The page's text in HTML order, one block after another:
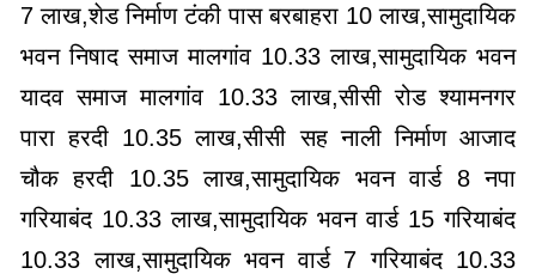
7 लाख,शेड निर्माण टंकी पास बरबाहरा 10 लाख,सामुदायिक
भवन निषाद समाज मालगांव 10.33 लाख,सामुदायिक भवन
यादव समाज मालगांव 10.33 लाख,सीसी रोड श्यामनगर
पारा हरदी 10.35 लाख,सीसी सह नाली निर्माण आजाद
चौक हरदी 10.35 लाख,सामुदायिक भवन वार्ड 8 नपा
गरियाबंद 10.33 लाख,सामुदायिक भवन वार्ड 15 गरियाबंद
10.33 लाख,सामुदायिक भवन वार्ड 7 गरियाबंद 10.33